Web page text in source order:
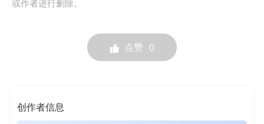
或作者进行删除。
点赞 0
创作者信息